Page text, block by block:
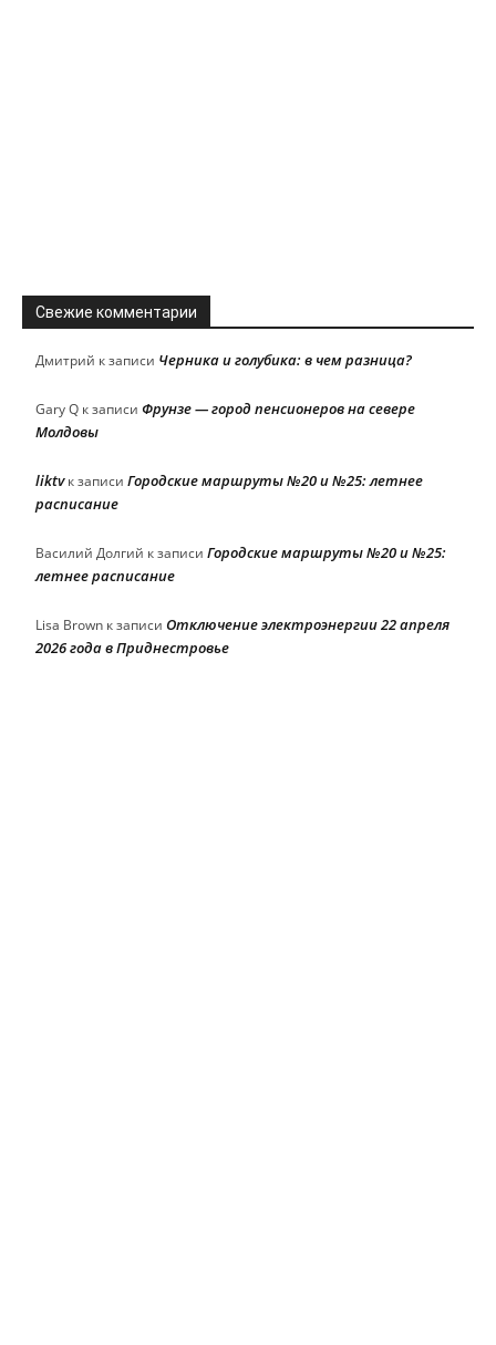
Свежие комментарии
Дмитрий к записи Черника и голубика: в чем разница?
Gary Q к записи Фрунзе — город пенсионеров на севере
Молдовы
liktvк записи Городские маршруты №20 и №25: летнее
расписание
Василий Долгий к записи Городские маршруты №20 и №25:
летнее расписание
Lisa Brown к записи Отключение электроэнергии 22 апреля
2026 года в Приднестровье